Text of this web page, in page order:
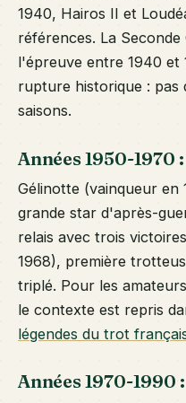
1940, Hairos II et
références. La
l'épreuve entre 1940 et
rupture historique : pas
saisons.
Années 1950-
Gélinotte (vainqueur en
grande star d'après-
relais avec trois
1968), première
triplé. Pour les
le contexte est repris
légendes du trot
Années 1970-1990